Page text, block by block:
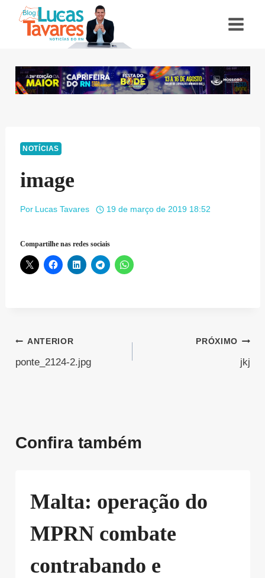
NOTÍCIAS
image
Por Lucas Tavares 19 de março de 2019 18:52
Compartilhe nas redes sociais
Navegação
de
ANTERIOR
ponte_2124-2.jpg
PRÓXIMO
jkj
Confira também
Malta: operação do
MPRN combate
contrabando e